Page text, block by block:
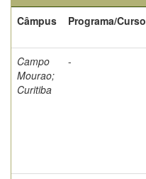
Câmpus
Programa/Curso
Campo
Mourao;
Curitiba
-